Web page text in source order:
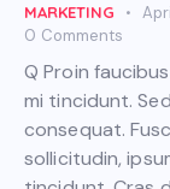
MARKETING
0 Comments
Q Proin
mi tincidunt.
consequat.
sollicitudin,